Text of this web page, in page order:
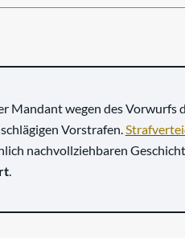
Mandant wegen des Vorwurfs
Vorstrafen.
nachvollziehbaren
.